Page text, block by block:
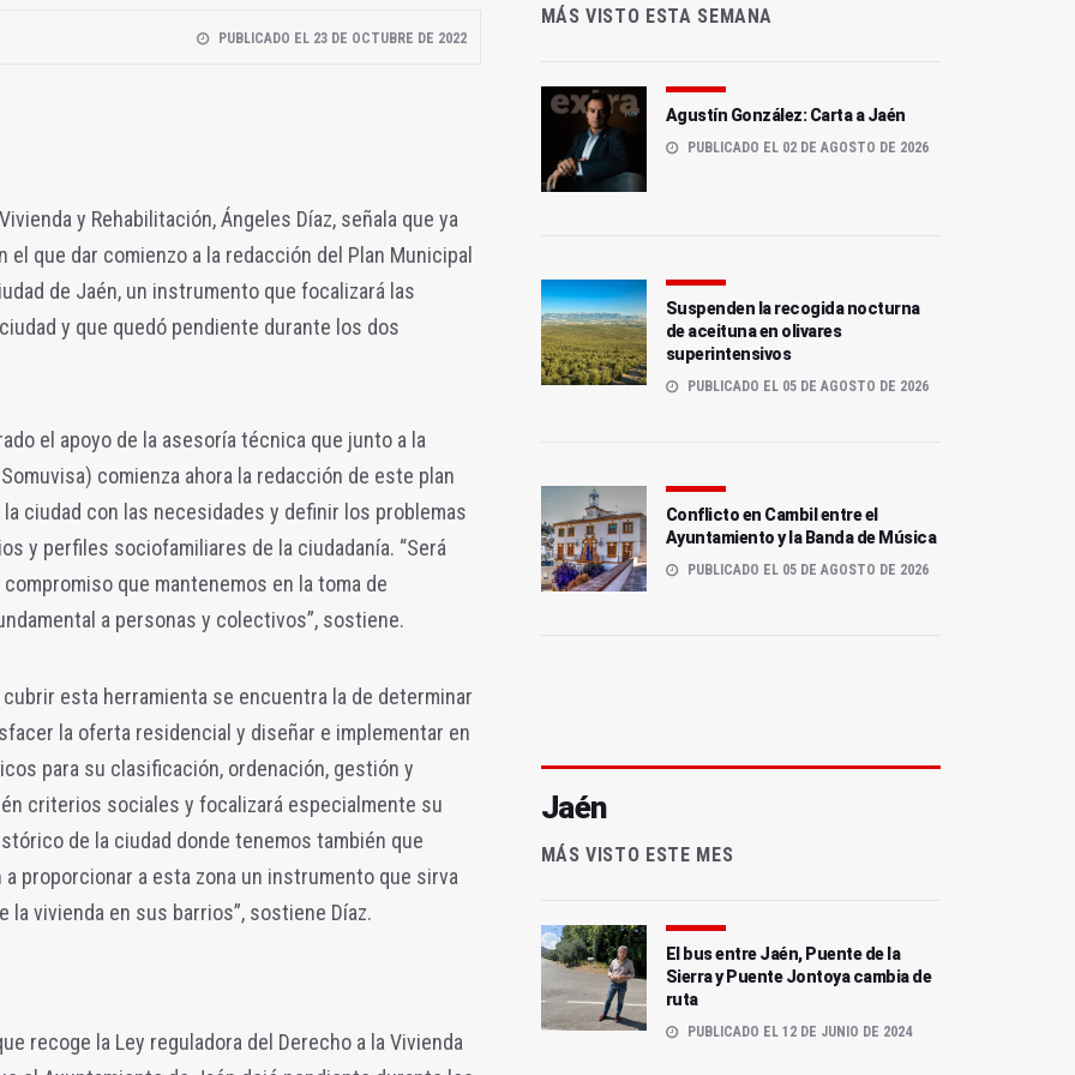
PUBLICADO EL 23 DE OCTUBRE DE 2022
y Rehabilitación, Ángeles Díaz, señala que ya
que dar comienzo a la redacción del Plan Municipal
de Jaén, un instrumento que focalizará las
y que quedó pendiente durante los dos
el apoyo de la asesoría técnica que junto a la
comienza ahora la redacción de este plan
ciudad con las necesidades y definir los problemas
y perfiles sociofamiliares de la ciudadanía. “Será
que mantenemos en la toma de
a personas y colectivos”, sostiene.
esta herramienta se encuentra la de determinar
la oferta residencial y diseñar e implementar en
para su clasificación, ordenación, gestión y
criterios sociales y focalizará especialmente su
de la ciudad donde tenemos también que
proporcionar a esta zona un instrumento que sirva
la vivienda en sus barrios”, sostiene Díaz.
recoge la Ley reguladora del Derecho a la Vivienda
MÁS VISTO ESTA SEMANA
Agustín González: Carta a Jaén
PUBLICADO EL 02 DE AGOSTO DE 2026
Suspenden la recogida nocturna
de aceituna en olivares
superintensivos
PUBLICADO EL 05 DE AGOSTO DE 2026
Conflicto en Cambil entre el
Ayuntamiento y la Banda de Música
PUBLICADO EL 05 DE AGOSTO DE 2026
Jaén
MÁS VISTO ESTE MES
El bus entre Jaén, Puente de la
Sierra y Puente Jontoya cambia de
ruta
PUBLICADO EL 12 DE JUNIO DE 2024